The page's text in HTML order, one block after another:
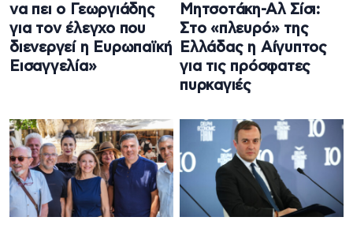
να πει ο Γεωργιάδης
για τον έλεγχο που
διενεργεί η Ευρωπαϊκή
Εισαγγελία»
Μητσοτάκη-Αλ Σίσι:
Στο «πλευρό» της
Ελλάδας η Αίγυπτος
για τις πρόσφατες
πυρκαγιές